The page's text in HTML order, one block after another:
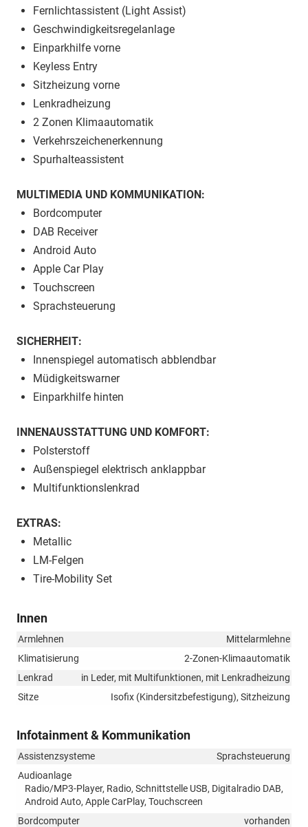
Fernlichtassistent (Light Assist)
Geschwindigkeitsregelanlage
Einparkhilfe vorne
Keyless Entry
Sitzheizung vorne
Lenkradheizung
2 Zonen Klimaautomatik
Verkehrszeichenerkennung
Spurhalteassistent
MULTIMEDIA UND KOMMUNIKATION:
Bordcomputer
DAB Receiver
Android Auto
Apple Car Play
Touchscreen
Sprachsteuerung
SICHERHEIT:
Innenspiegel automatisch abblendbar
Müdigkeitswarner
Einparkhilfe hinten
INNENAUSSTATTUNG UND KOMFORT:
Polsterstoff
Außenspiegel elektrisch anklappbar
Multifunktionslenkrad
EXTRAS:
Metallic
LM-Felgen
Tire-Mobility Set
Innen
Armlehnen
Mittelarmlehne
Klimatisierung
2-Zonen-Klimaautomatik
Lenkrad
in Leder, mit Multifunktionen, mit Lenkradheizung
Sitze
Isofix (Kindersitzbefestigung), Sitzheizung
Infotainment & Kommunikation
Assistenzsysteme
Sprachsteuerung
Audioanlage
Radio/MP3-Player, Radio, Schnittstelle USB, Digitalradio DAB,
Android Auto, Apple CarPlay, Touchscreen
Bordcomputer
vorhanden